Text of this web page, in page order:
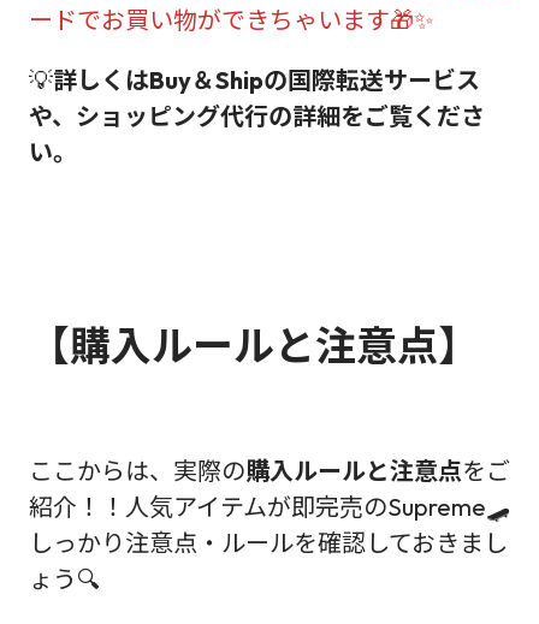
ードでお買い物ができちゃいます🎁✨
💡詳しくはBuy＆Shipの国際転送サービス
や、ショッピング代行の詳細をご覧くださ
い。
【購入ルールと注意点】
ここからは、実際の購入ルールと注意点をご
紹介！！人気アイテムが即完売のSupreme🛹
しっかり注意点・ルールを確認しておきまし
ょう🔍